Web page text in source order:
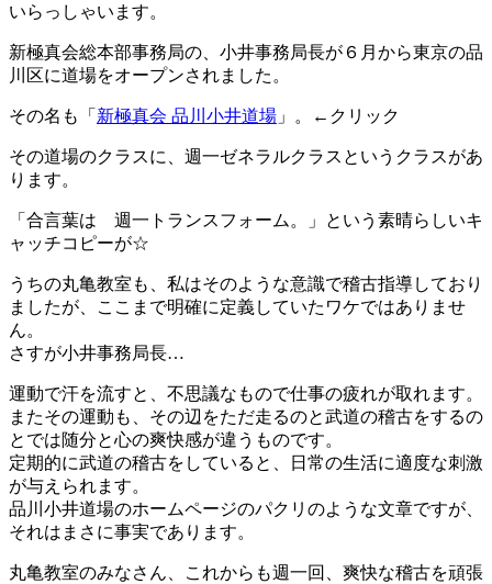
いらっしゃいます。
新極真会総本部事務局の、小井事務局長が６月から東京の品
川区に道場をオープンされました。
その名も「 新極真会 品川小井道場 」。←クリック
その道場のクラスに、週一ゼネラルクラスというクラスがあ
ります。
「合言葉は 週一トランスフォーム。」という素晴らしいキ
ャッチコピーが☆
うちの丸亀教室も、私はそのような意識で稽古指導しており
ましたが、ここまで明確に定義していたワケではありませ
ん。
さすが小井事務局長…
運動で汗を流すと、不思議なもので仕事の疲れが取れます。
またその運動も、その辺をただ走るのと武道の稽古をするの
とでは随分と心の爽快感が違うものです。
定期的に武道の稽古をしていると、日常の生活に適度な刺激
が与えられます。
品川小井道場のホームページのパクリのような文章ですが、
それはまさに事実であります。
丸亀教室のみなさん、これからも週一回、爽快な稽古を頑張